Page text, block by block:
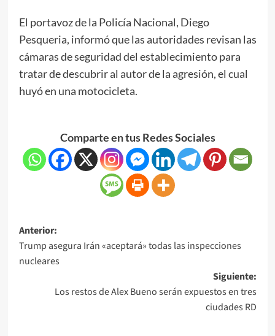
El portavoz de la Policía Nacional, Diego
Pesqueria, informó que las autoridades revisan las
cámaras de seguridad del establecimiento para
tratar de descubrir al autor de la agresión, el cual
huyó en una motocicleta.
Comparte en tus Redes Sociales
Anterior:
Trump asegura Irán «aceptará» todas las inspecciones
nucleares
Siguiente:
Los restos de Alex Bueno serán expuestos en tres
ciudades RD